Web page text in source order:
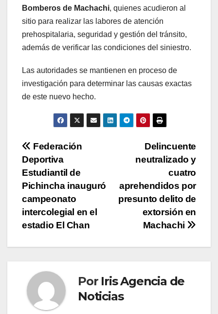
Bomberos de Machachi, quienes acudieron al
sitio para realizar las labores de atención
prehospitalaria, seguridad y gestión del tránsito,
además de verificar las condiciones del siniestro.
Las autoridades se mantienen en proceso de
investigación para determinar las causas exactas
de este nuevo hecho.
Navegación
de
entradas
Delincuente
neutralizado y
cuatro
aprehendidos por
presunto delito de
extorsión en
Machachi
Federación
Deportiva
Estudiantil de
Pichincha inauguró
campeonato
intercolegial en el
estadio El Chan
Por Iris Agencia de
Noticias